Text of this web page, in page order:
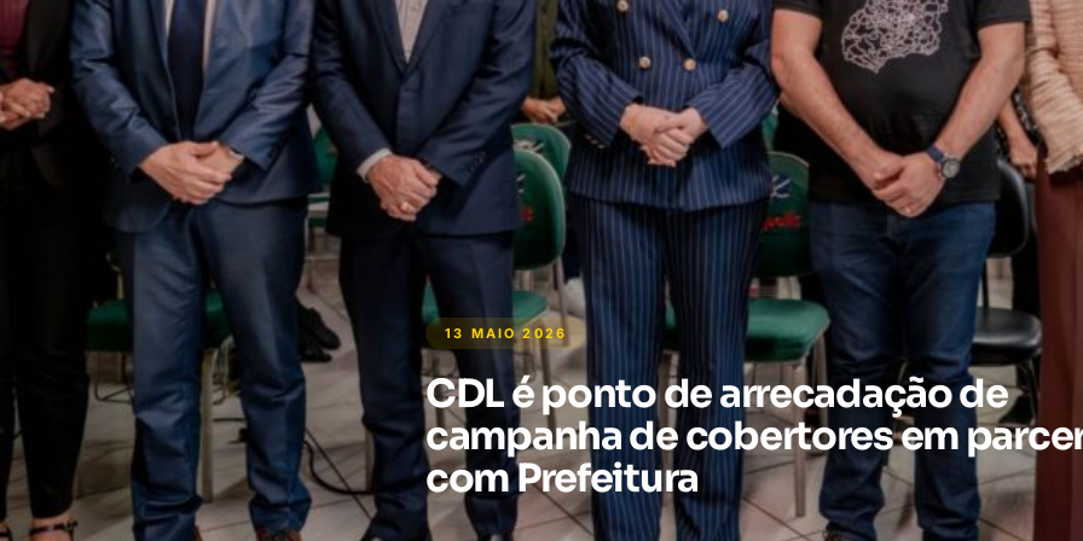
13 MAIO 2026
CDL é ponto de arrecadação de
campanha de cobertores em
com Prefeitura